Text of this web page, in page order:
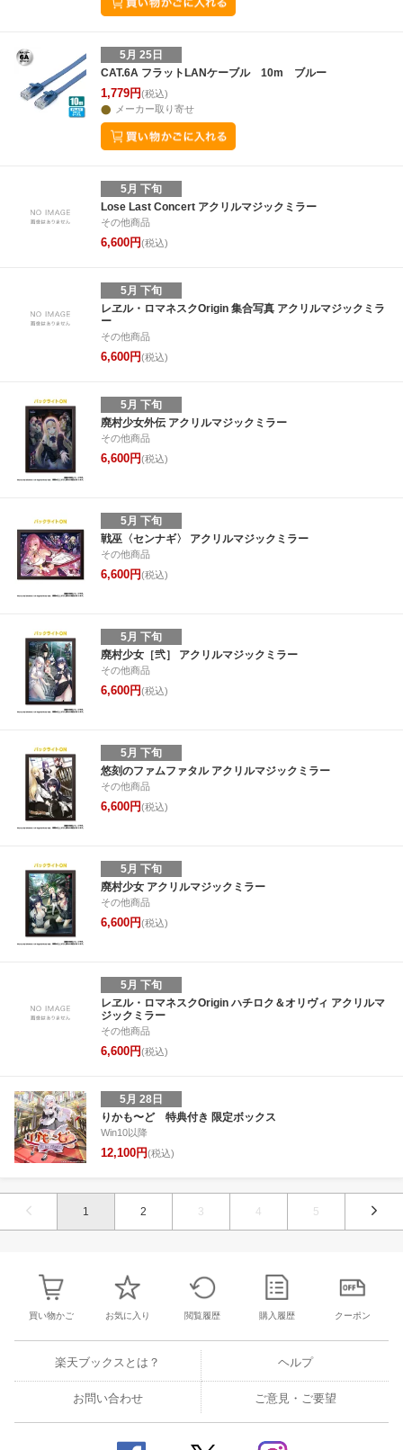
5月 25日
CAT.6A フラットLANケーブル 10m ブルー
1,779円(税込)
メーカー取り寄せ
5月 下旬
Lose Last Concert アクリルマジックミラー
その他商品
6,600円(税込)
5月 下旬
レヱル・ロマネスクOrigin 集合写真 アクリルマジックミラ
ー
その他商品
6,600円(税込)
5月 下旬
廃村少女外伝 アクリルマジックミラー
その他商品
6,600円(税込)
5月 下旬
戦巫〈センナギ〉 アクリルマジックミラー
その他商品
6,600円(税込)
5月 下旬
廃村少女［弐］ アクリルマジックミラー
その他商品
6,600円(税込)
5月 下旬
悠刻のファムファタル アクリルマジックミラー
その他商品
6,600円(税込)
5月 下旬
廃村少女 アクリルマジックミラー
その他商品
6,600円(税込)
5月 下旬
レヱル・ロマネスクOrigin ハチロク＆オリヴィ アクリルマ
ジックミラー
その他商品
6,600円(税込)
5月 28日
りかも〜ど 特典付き 限定ボックス
Win10以降
12,100円(税込)
1 2 3 4 5
買い物かご お気に入り 閲覧履歴 購入履歴 クーポン
楽天ブックスとは？ ヘルプ
お問い合わせ ご意見・ご要望